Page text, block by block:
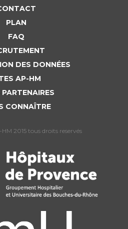
PLAN
FAQ
DES DONNÉES
AP-HM
PARTENAIRES
CONNAÎTRE
2015 tous droits reservés